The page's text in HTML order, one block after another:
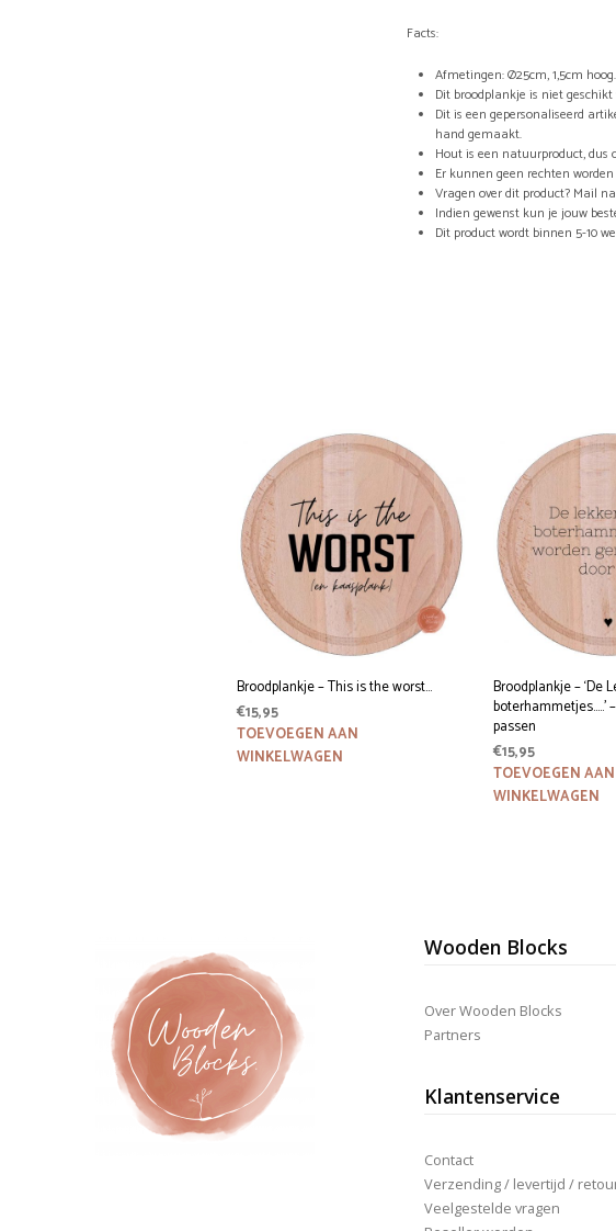
Facts:
Afmetingen: Ø25cm, 1,5cm hoog.
Dit broodplankje is niet
Dit is een gepersonaliseerd
hand gemaakt.
Hout is een natuurproduct,
Er kunnen geen rechten
Vragen over dit product? Mail
Indien gewenst kun je jouw
Dit product wordt binnen 5-10
Broodplankje – This is the worst…
€15,95
TOEVOEGEN AAN
WINKELWAGEN
Broodplankje – ‘De
boterhammetjes…..’
passen
€15,95
TOEVOEGEN AAN
WINKELWAGEN
Wooden Blocks
Over Wooden Blocks
Partners
Klantenservice
Contact
Verzending / levertijd /
Veelgestelde vragen